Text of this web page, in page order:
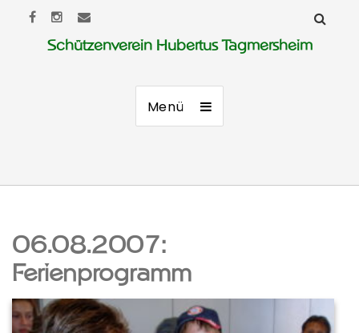
Schützenverein Hubertus Tagmersheim
Menü
06.08.2007:
Ferienprogramm